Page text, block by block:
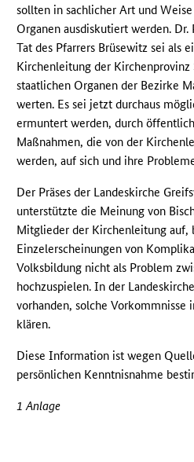
sollten in sachlicher Art und
Organen ausdiskutiert werden.
Tat des Pfarrers Brüsewitz sei als
Kirchenleitung der Kirchenprovinz
staatlichen Organen der Bezirke
werten. Es sei jetzt durchaus
ermuntert werden, durch
Maßnahmen, die von der
werden, auf sich und ihre
Der Präses der Landeskirche
unterstützte die Meinung von
Mitglieder der Kirchenleitung auf,
Einzelerscheinungen von
Volksbildung nicht als Problem
hochzuspielen. In der
vorhanden, solche Vorkommnisse
klären.
Diese Information ist wegen
persönlichen Kenntnisnahme
1 Anlage